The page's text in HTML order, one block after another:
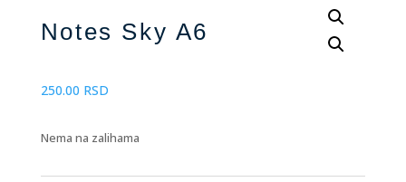
Notes Sky A6
250.00 RSD
Nema na zalihama